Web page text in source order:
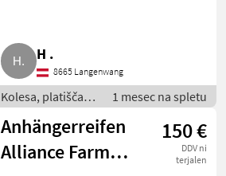
H .
8665 Langenwang
Kolesa, platišča in
pnevmatike /
Pnevmatika za
priklopnik
1 mesec na spletu
Anhängerreifen
Alliance Farmpro
150 €
DDV ni
terjalen